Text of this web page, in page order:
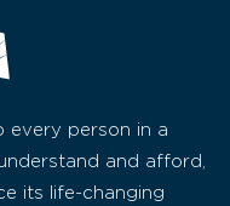
every person in a
and afford,
its life-changing